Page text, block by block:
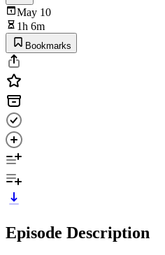
May 10
1h 6m
Bookmarks
Episode Description